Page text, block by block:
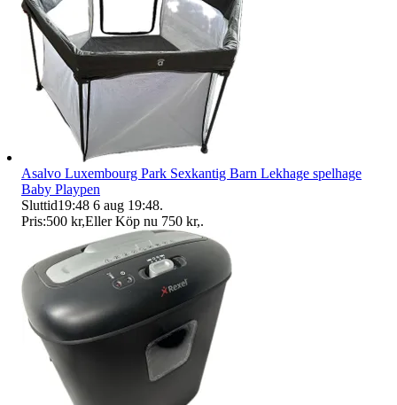
Asalvo Luxembourg Park Sexkantig Barn Lekhage spelhage
Baby Playpen
Sluttid19:48 6 aug 19:48.
Pris:500 kr,Eller Köp nu 750 kr,.